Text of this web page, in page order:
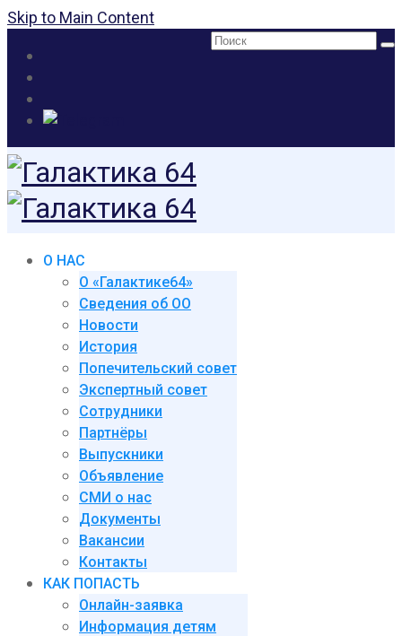
Skip to Main Content
Поиск:
О НАС
О «Галактике64»
Сведения об ОО
Новости
История
Попечительский совет
Экспертный совет
Сотрудники
Партнёры
Выпускники
Объявление
СМИ о нас
Документы
Вакансии
Контакты
КАК ПОПАСТЬ
Онлайн-заявка
Информация детям